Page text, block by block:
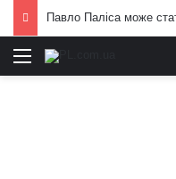
Меню